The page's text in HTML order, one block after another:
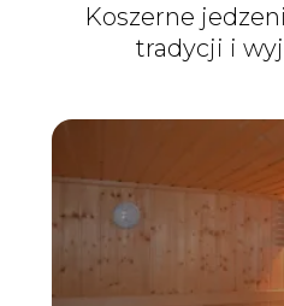
Koszerne
tradycji i